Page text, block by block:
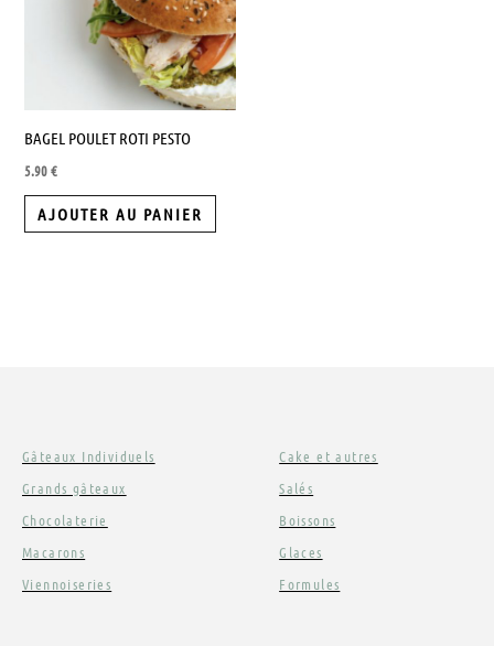
BAGEL POULET ROTI PESTO
5.90€
AJOUTER AU PANIER
Gâteaux Individuels
Grands gâteaux
Chocolaterie
Macarons
Viennoiseries
Cake et autres
Salés
Boissons
Glaces
Formules